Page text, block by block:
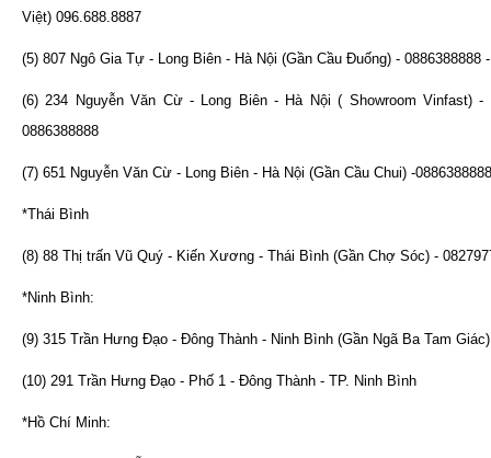
Việt) 096.688.8887
(5) 807 Ngô Gia Tự - Long Biên - Hà Nội (Gần Cầu Đuống) - 0886388888 -
(6) 234 Nguyễn Văn Cừ - Long Biên - Hà Nội ( Showroom Vinfast) -
0886388888
(7) 651 Nguyễn Văn Cừ - Long Biên - Hà Nội (Gần Cầu Chui) -
*Thái Bình
(8) 88 Thị trấn Vũ Quý - Kiến Xương - Thái Bình (Gần Chợ Sóc) -
*Ninh Bình:
(9) 315 Trần Hưng Đạo - Đông Thành - Ninh Bình (Gần Ngã Ba Tam
(10) 291 Trần Hưng Đạo - Phố 1 - Đông Thành - TP. Ninh Bình
*Hồ Chí Minh: